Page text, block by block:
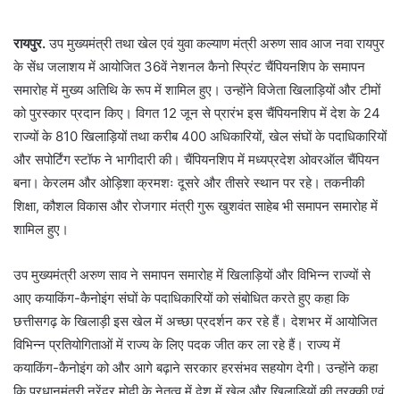
रायपुर.उप मुख्यमंत्री तथा खेल एवं युवा कल्याण मंत्री अरुण साव आज नवा रायपुर
के सेंध जलाशय में आयोजित 36वें नेशनल कैनो स्प्रिंट चैंपियनशिप के समापन
समारोह में मुख्य अतिथि के रूप में शामिल हुए। उन्होंने विजेता खिलाड़ियों और टीमों
को पुरस्कार प्रदान किए। विगत 12 जून से प्रारंभ इस चैंपियनशिप में देश के 24
राज्यों के 810 खिलाड़ियों तथा करीब 400 अधिकारियों, खेल संघों के पदाधिकारियों
और सपोर्टिंग स्टॉफ ने भागीदारी की। चैंपियनशिप में मध्यप्रदेश ओवरऑल चैंपियन
बना। केरलम और ओड़िशा क्रमशः दूसरे और तीसरे स्थान पर रहे। तकनीकी
शिक्षा, कौशल विकास और रोजगार मंत्री गुरू खुशवंत साहेब भी समापन समारोह में
शामिल हुए।
उप मुख्यमंत्री अरुण साव ने समापन समारोह में खिलाड़ियों और विभिन्न राज्यों से
आए कयाकिंग-कैनोइंग संघों के पदाधिकारियों को संबोधित करते हुए कहा कि
छत्तीसगढ़ के खिलाड़ी इस खेल में अच्छा प्रदर्शन कर रहे हैं। देशभर में आयोजित
विभिन्न प्रतियोगिताओं में राज्य के लिए पदक जीत कर ला रहे हैं। राज्य में
कयाकिंग-कैनोइंग को और आगे बढ़ाने सरकार हरसंभव सहयोग देगी। उन्होंने कहा